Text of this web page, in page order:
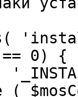
== 0) {